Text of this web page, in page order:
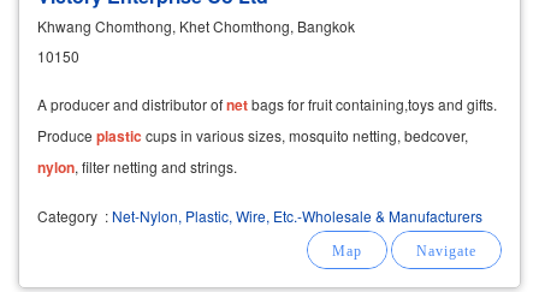
Khwang Chomthong, Khet Chomthong, Bangkok
10150
A producer and distributor ofnetbags for fruit containing,toys and gifts.
Produce plastic cups in various sizes, mosquito netting, bedcover,
nylon, filter netting and strings.
Category : Net-Nylon, Plastic, Wire, Etc.-Wholesale & Manufacturers